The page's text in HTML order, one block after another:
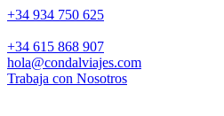
+34 934 750 625
+34 615 868 907
hola@condalviajes.com
Trabaja con Nosotros